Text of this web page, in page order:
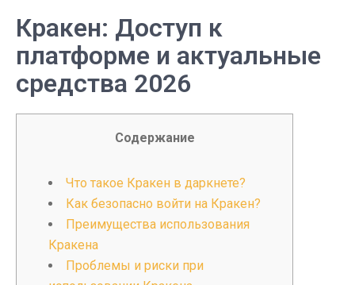
Кракен: Доступ к
платформе и актуальные
средства 2026
Содержание
Что такое Кракен в даркнете?
Как безопасно войти на Кракен?
Преимущества использования
Кракена
Проблемы и риски при